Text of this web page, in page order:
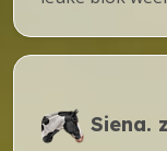
Siena.